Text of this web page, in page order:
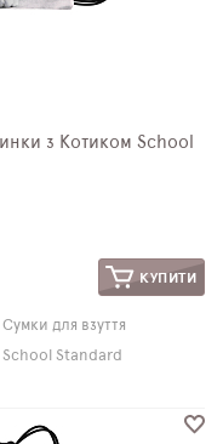
з Котиком School
КУПИТИ
Сумки для взуття
School Standard